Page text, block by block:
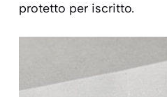
protetto per iscritto.